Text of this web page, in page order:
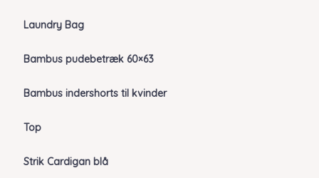
Laundry Bag
Bambus pudebetræk 60×63
Bambus indershorts til kvinder
Top
Strik Cardigan blå